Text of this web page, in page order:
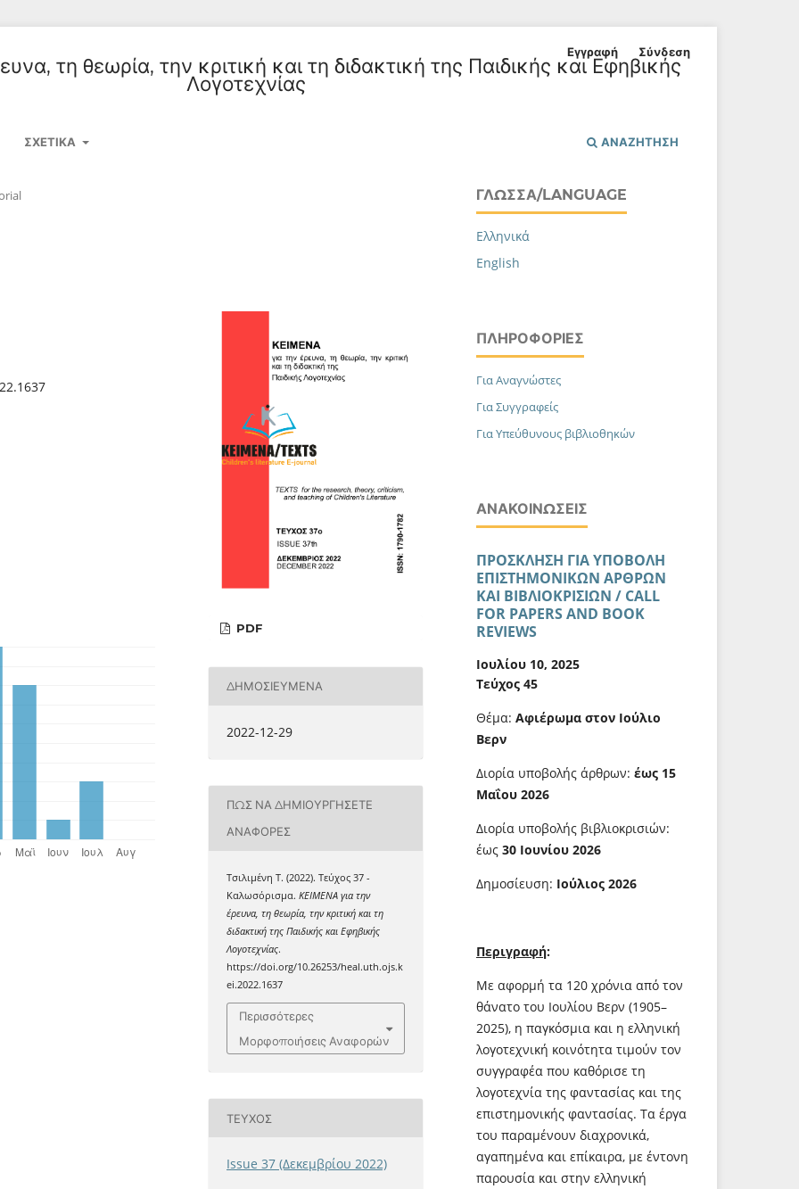
τη θεωρία, την κριτική και τη διδακτική της Παιδικής και Εφηβικής
Λογοτεχνίας
ΣΧΕΤΙΚΆ ΑΝΑΖΉΤΗΣΗ
Εγγραφή Σύνδεση
PDF
ΔΗΜΟΣΙΕΥΜΈΝΑ
2022-12-29
ΠΏΣ ΝΑ ΔΗΜΙΟΥΡΓΉΣΕΤΕ
ΑΝΑΦΟΡΈΣ
Τσιλιμένη Τ. (2022). Τεύχος 37 -
Καλωσόρισμα.ΚΕΙΜΕΝΑ για την
έρευνα, τη θεωρία, την κριτική και τη
διδακτική της Παιδικής και Εφηβικής
Λογοτεχνίας.
https://doi.org/10.26253/heal.uth.ojs.k
ei.2022.1637
Περισσότερες
Μορφοποιήσεις Αναφορών
ΤΕΎΧΟΣ
Issue 37 (Δεκεμβρίου 2022)
ΓΛΏΣΣΑ/LANGUAGE
Ελληνικά
English
ΠΛΗΡΟΦΟΡΊΕΣ
Για Αναγνώστες
Για Συγγραφείς
Για Υπεύθυνους βιβλιοθηκών
ΑΝΑΚΟΙΝΏΣΕΙΣ
ΠΡΟΣΚΛΗΣΗ ΓΙΑ ΥΠΟΒΟΛΗ
ΕΠΙΣΤΗΜΟΝΙΚΩΝ ΑΡΘΡΩΝ
ΚΑΙ ΒΙΒΛΙΟΚΡΙΣΙΩΝ / CALL
FOR PAPERS AND BOOK
REVIEWS
Ιουλίου 10, 2025
Τεύχος 45
Θέμα: Αφιέρωμα στον Ιούλιο
Βερν
Διορία υποβολής άρθρων: έως 15
Μαΐου 2026
Διορία υποβολής βιβλιοκρισιών:
έως 30 Ιουνίου 2026
Δημοσίευση: Ιούλιος 2026
Περιγραφή:
Με αφορμή τα 120 χρόνια από τον
θάνατο του Ιουλίου Βερν (1905–
2025), η παγκόσμια και η ελληνική
λογοτεχνική κοινότητα τιμούν τον
συγγραφέα που καθόρισε τη
λογοτεχνία της φαντασίας και της
επιστημονικής φαντασίας. Τα έργα
του παραμένουν διαχρονικά,
αγαπημένα και επίκαιρα, με έντονη
παρουσία και στην ελληνική